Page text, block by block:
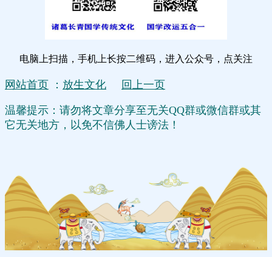
电脑上扫描，手机上长按二维码，进入公众号，点关注
网站首页 ： 放生文化 回上一页
温馨提示：请勿将文章分享至无关QQ群或微信群或其
它无关地方，以免不信佛人士谤法！